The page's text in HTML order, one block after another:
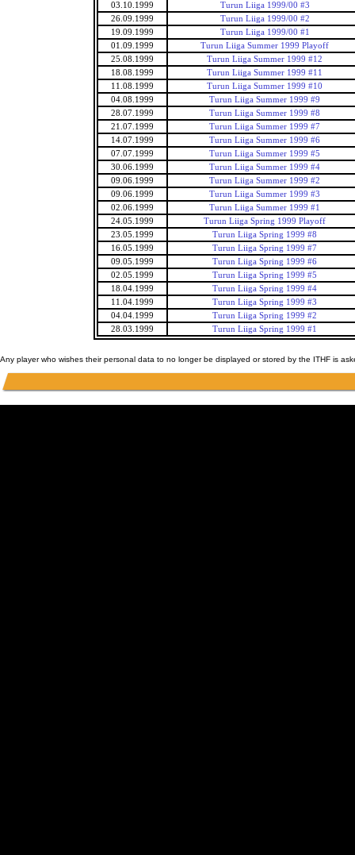
03.10.1999
Turun Liiga 1999/00 #3
26.09.1999
Turun Liiga 1999/00 #2
19.09.1999
Turun Liiga 1999/00 #1
01.09.1999
Turun Liiga Summer 1999 Playoff
25.08.1999
Turun Liiga Summer 1999 #12
18.08.1999
Turun Liiga Summer 1999 #11
11.08.1999
Turun Liiga Summer 1999 #10
04.08.1999
Turun Liiga Summer 1999 #9
28.07.1999
Turun Liiga Summer 1999 #8
21.07.1999
Turun Liiga Summer 1999 #7
14.07.1999
Turun Liiga Summer 1999 #6
07.07.1999
Turun Liiga Summer 1999 #5
30.06.1999
Turun Liiga Summer 1999 #4
09.06.1999
Turun Liiga Summer 1999 #2
09.06.1999
Turun Liiga Summer 1999 #3
02.06.1999
Turun Liiga Summer 1999 #1
24.05.1999
Turun Liiga Spring 1999 Playoff
23.05.1999
Turun Liiga Spring 1999 #8
16.05.1999
Turun Liiga Spring 1999 #7
09.05.1999
Turun Liiga Spring 1999 #6
02.05.1999
Turun Liiga Spring 1999 #5
18.04.1999
Turun Liiga Spring 1999 #4
11.04.1999
Turun Liiga Spring 1999 #3
04.04.1999
Turun Liiga Spring 1999 #2
28.03.1999
Turun Liiga Spring 1999 #1
Any player who wishes their personal data to no longer be displayed or stored by the ITHF is